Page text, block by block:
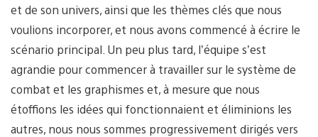
et de son univers, ainsi que les thèmes clés que nous
voulions incorporer, et nous avons commencé à écrire le
scénario principal. Un peu plus tard, l’équipe s’est
agrandie pour commencer à travailler sur le système de
combat et les graphismes et, à mesure que nous
étoffions les idées qui fonctionnaient et éliminions les
autres, nous nous sommes progressivement dirigés vers